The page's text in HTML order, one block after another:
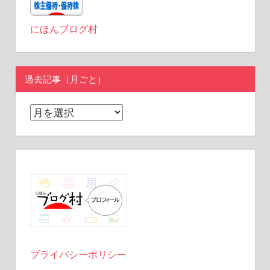
にほんブログ村
過去記事（月ごと）
過
（月
ご
と）
プライバシーポリシー